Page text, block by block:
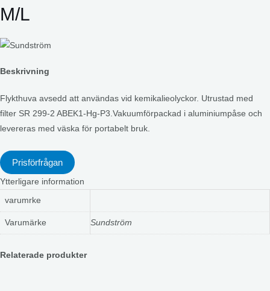
M/L
Beskrivning
Flykthuva avsedd att användas vid kemikalieolyckor. Utrustad med
filter SR 299-2 ABEK1-Hg-P3.Vakuumförpackad i aluminiumpåse och
levereras med väska för portabelt bruk.
Prisförfrågan
Ytterligare information
varumrke
Varumärke Sundström
Relaterade produkter